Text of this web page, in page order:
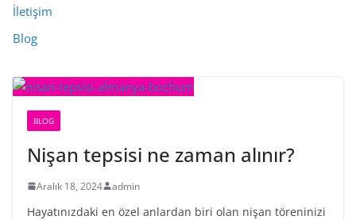
İletişim
Blog
BLOG
Nişan tepsisi ne zaman alınır?
Aralık 18, 2024 admin
Hayatınızdaki en özel anlardan biri olan nişan töreninizi